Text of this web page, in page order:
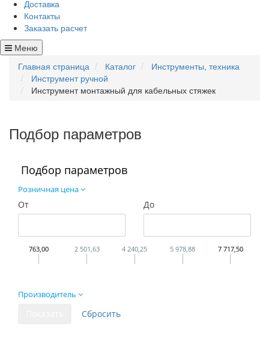
Доставка
Контакты
Заказать расчет
Меню
Главная страница
Каталог
Инструменты, техника
Инструмент ручной
Инструмент монтажный для кабельных стяжек
Подбор параметров
Подбор параметров
Розничная цена
От До
763,00 2 501,63 4 240,25 5 978,88 7 717,50
Производитель